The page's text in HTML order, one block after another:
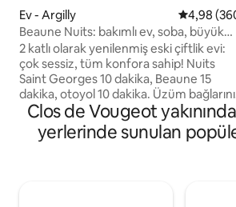
Ev - Argilly 54,98
Beaune Nuits: bakımlı ev, soba, büyük
sakinlik
2 katlı olarak yenilenmiş eski çiftlik evi:
çok sessiz, tüm konfora sahip! Nuits
Saint Georges 10 dakika, Beaune 15
dakika, otoyol 10 dakika. Üzüm bağlarını
ziyaret etmek için ideal bir merkez.
Büyük bir kanepenin önünde odun
sobası, tam donanımlı mutfak, 1 çift
Clos de Vougeot
yerlerinde sunulan